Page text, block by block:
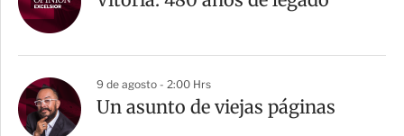
9 de agosto - 2:00 Hrs
Un asunto de viejas páginas